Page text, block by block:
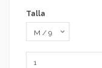
Talla